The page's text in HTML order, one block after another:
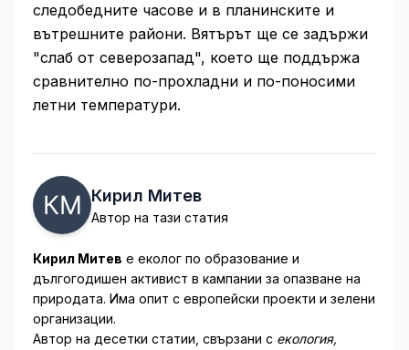
следобедните часове и в планинските и
вътрешните райони. Вятърът ще се задържи
"слаб от северозапад", което ще поддържа
сравнително по-прохладни и по-поносими
летни температури.
Кирил Митев
Автор на тази статия
Кирил Митев е еколог по образование и
дългогодишен активист в кампании за опазване на
природата. Има опит с европейски проекти и зелени
организации.
Автор на десетки статии, свързани с екология,